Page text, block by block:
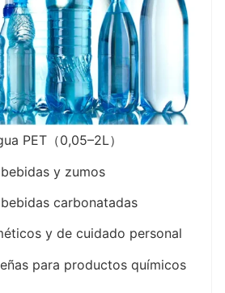
PET（0,05–2L）
y zumos
carbonatadas
y de cuidado personal
para productos químicos